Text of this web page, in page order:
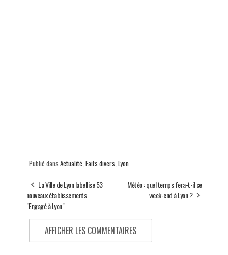
Publié dans Actualité, Faits divers, Lyon
La Ville de Lyon labellise 53
nouveaux établissements
"Engagé à Lyon"
Météo : quel temps fera-t-il ce
week-end à Lyon ?
AFFICHER LES COMMENTAIRES